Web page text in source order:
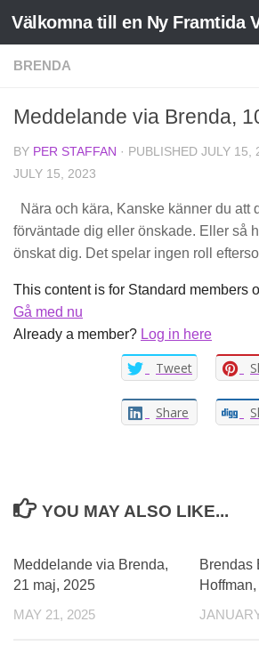
Skip to content
BRENDA
Meddelande via Brenda,
BY PER STAFFAN · PUBLISHED JULY 15,
JULY 15, 2023
Nära och kära, Kanske känner du att
förväntade dig eller önskade. Eller så
önskat dig. Det spelar ingen roll
This content is for Standard members
Gå med nu
Already a member? Log in here
Tweet
Share
YOU MAY ALSO LIKE...
Meddelande via Brenda,
21 maj, 2025
MAY 21, 2025
Brendas